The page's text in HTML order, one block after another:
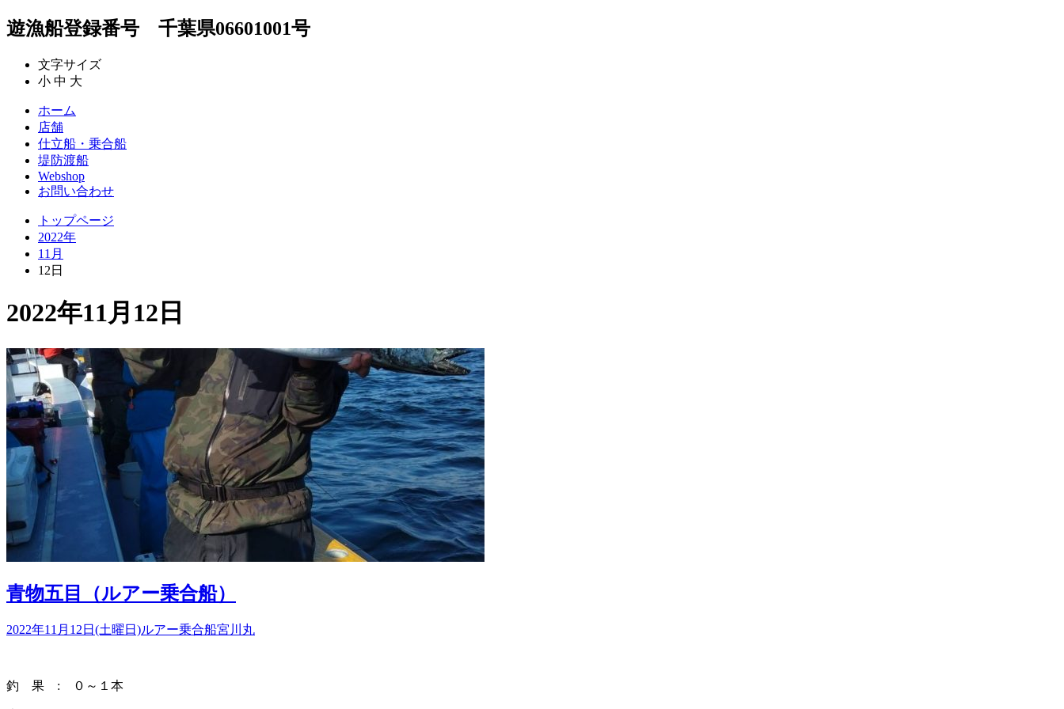
遊漁船登録番号 千葉県06601001号
文字サイズ
小 中 大
ホーム
店舗
仕立船・乗合船
堤防渡船
Webshop
お問い合わせ
トップページ
2022年
11月
12日
2022年11月12日
青物五目（ルアー乗合船）
2022年11月12日(土曜日)ルアー乗合船宮川丸
釣 果 : ０～１本